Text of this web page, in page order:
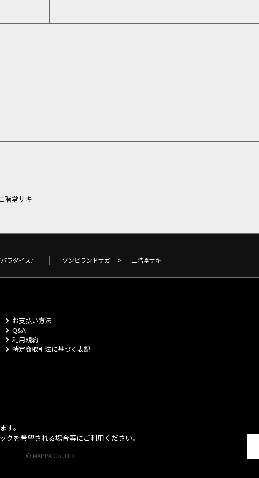
階堂サキ
ラダイス』 ゾンビランドサガ > 二階堂サキ
お支払い方法
Q&A
利用規約
特定商取引法に基づく表記
© MAPPA Co.,LTD
。
クを希望される場合等にご利用ください。